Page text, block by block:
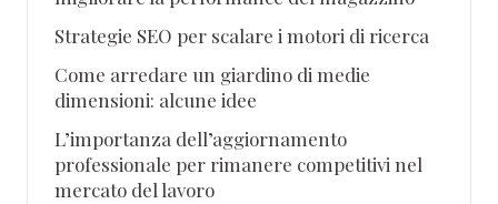
Strategie SEO per scalare i motori di ricerca
Come arredare un giardino di medie
dimensioni: alcune idee
L’importanza dell’aggiornamento
professionale per rimanere competitivi nel
mercato del lavoro